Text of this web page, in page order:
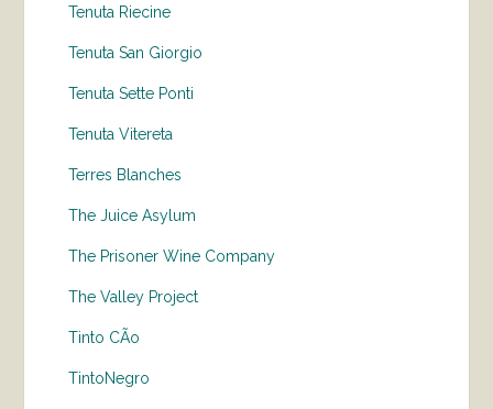
Tenuta Riecine
Tenuta San Giorgio
Tenuta Sette Ponti
Tenuta Vitereta
Terres Blanches
The Juice Asylum
The Prisoner Wine Company
The Valley Project
Tinto CÃo
TintoNegro